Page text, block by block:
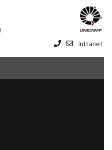
Intranet